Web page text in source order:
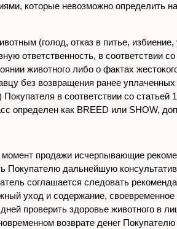
которые невозможно определить
(голод, отказ в питье,
ответственность, в соответствии
животного либо о фактах
без возвращения ранее
в соответствии со статьей
определен как BREED или SHOW,
продажи исчерпывающие
Покупателю дальнейшую
соглашается следовать
уход и содержание,
проверить здоровье животного в
возврате денег